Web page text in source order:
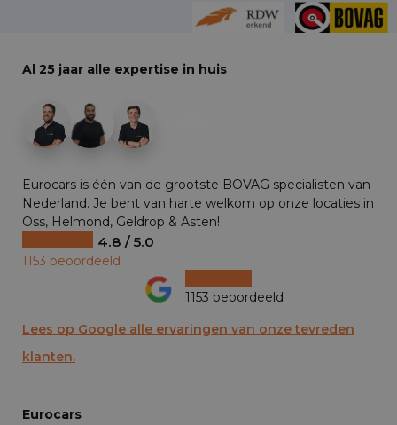
Al 25 jaar alle expertise in huis
Eurocars is één van de grootste BOVAG specialisten van
Nederland. Je bent van harte welkom op onze locaties in
Oss, Helmond, Geldrop & Asten!
4.8 / 5.0
1153 beoordeeld
1153 beoordeeld
Lees op Google alle ervaringen van onze tevreden
klanten.
Eurocars